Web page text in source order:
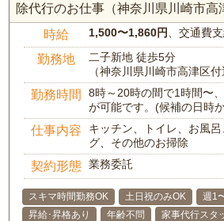
除代行のお仕事（神奈川県川崎市高
時給 1,500〜1,860円 、交通費
勤務地
二子新地 徒歩5分
（神奈川県川崎市高津区付
勤務時間
8時～20時の間で1時間〜
が可能です。(候補の日時
仕事内容
キッチン、トイレ、お風
グ、その他のお掃除
契約形態 業務委託
スキマ時間勤務OK 土日祝のみOK 週1
昇給･昇格あり
年齢不問
家事代行スタ